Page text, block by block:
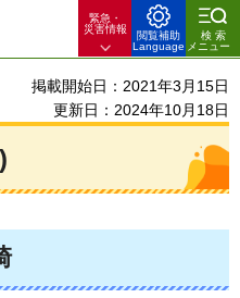
緊急・
災害情報
閲覧補助
Language
検索
メニュー
掲載開始日：2021年3月15日
更新日：2024年10月18日